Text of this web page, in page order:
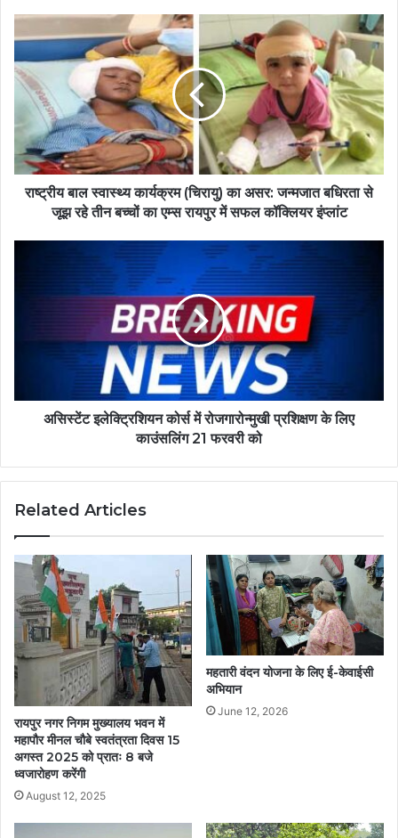
राष्ट्रीय बाल स्वास्थ्य कार्यक्रम (चिरायु) का असर: जन्मजात बधिरता से
जूझ रहे तीन बच्चों का एम्स रायपुर में सफल कॉक्लियर इंप्लांट
असिस्टेंट इलेक्ट्रिशियन कोर्स में रोजगारोन्मुखी प्रशिक्षण के लिए
काउंसलिंग 21 फरवरी को
Related Articles
रायपुर नगर निगम मुख्यालय भवन में
महापौर मीनल चौबे स्वतंत्रता दिवस 15
अगस्त 2025 को प्रातः 8 बजे
ध्वजारोहण करेंगी
August 12, 2025
महतारी वंदन योजना के लिए ई-केवाईसी
अभियान
June 12, 2026